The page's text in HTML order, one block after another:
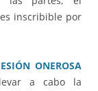
inscribible por
ONEROSA
a cabo la